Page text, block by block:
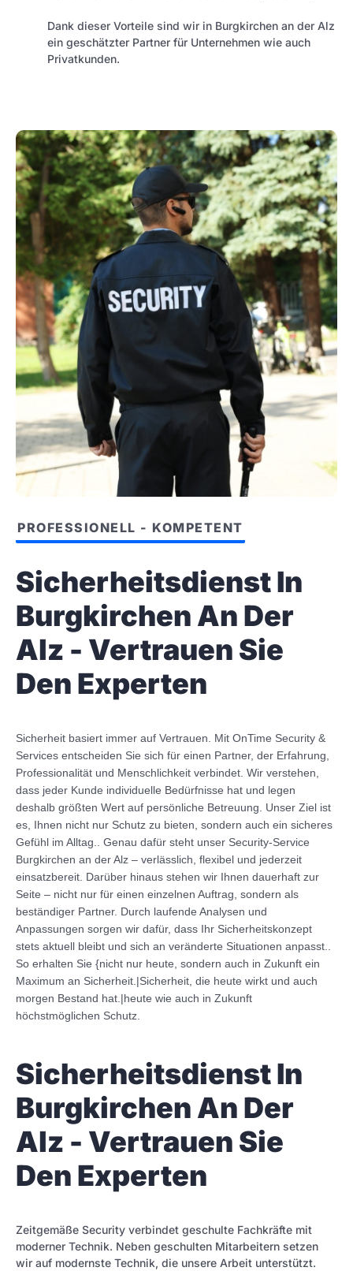
Dank dieser Vorteile sind wir in Burgkirchen an der Alz
ein geschätzter Partner für Unternehmen wie auch
Privatkunden.
PROFESSIONELL - KOMPETENT
Sicherheitsdienst In
Burgkirchen An Der
Alz - Vertrauen Sie
Den Experten
Sicherheit basiert immer auf Vertrauen. Mit OnTime Security &
Services entscheiden Sie sich für einen Partner, der Erfahrung,
Professionalität und Menschlichkeit verbindet. Wir verstehen,
dass jeder Kunde individuelle Bedürfnisse hat und legen
deshalb größten Wert auf persönliche Betreuung. Unser Ziel ist
es, Ihnen nicht nur Schutz zu bieten, sondern auch ein sicheres
Gefühl im Alltag.. Genau dafür steht unser Security-Service
Burgkirchen an der Alz – verlässlich, flexibel und jederzeit
einsatzbereit. Darüber hinaus stehen wir Ihnen dauerhaft zur
Seite – nicht nur für einen einzelnen Auftrag, sondern als
beständiger Partner. Durch laufende Analysen und
Anpassungen sorgen wir dafür, dass Ihr Sicherheitskonzept
stets aktuell bleibt und sich an veränderte Situationen anpasst..
So erhalten Sie {nicht nur heute, sondern auch in Zukunft ein
Maximum an Sicherheit.|Sicherheit, die heute wirkt und auch
morgen Bestand hat.|heute wie auch in Zukunft
höchstmöglichen Schutz.
Sicherheitsdienst In
Burgkirchen An Der
Alz - Vertrauen Sie
Den Experten
Zeitgemäße Security verbindet geschulte Fachkräfte mit
moderner Technik. Neben geschulten Mitarbeitern setzen
wir auf modernste Technik, die unsere Arbeit unterstützt.